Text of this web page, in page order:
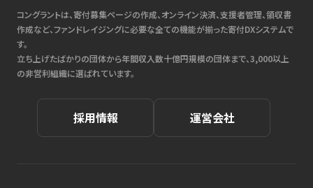
コングラントは、寄付募集ページの作成、オンライン決済、支援者管理、領収書
作成など、ファンドレイジングに必要な全ての機能が揃った寄付DXシステムで
す。
立ち上げたばかりの団体から年間収入数十億円規模の団体まで、3,000以上
の非営利組織に選ばれています。
採用情報 運営会社